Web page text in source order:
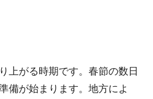
上がる時期です。春節の数日
備が始まります。地方によ